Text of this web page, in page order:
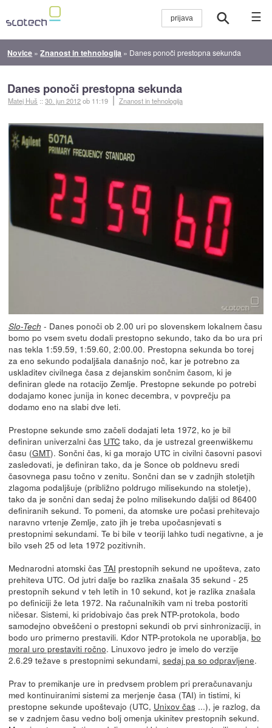
☰
Novice »Znanost in tehnologija » Danes ponoči prestopna sekunda
Danes ponoči prestopna sekunda
Matej Huš ::30. jun 2012ob 11:19 Znanost in tehnologija
Slo-Tech - Danes ponoči ob 2.00 uri po slovenskem lokalnem času
bomo po vsem svetu dodali prestopno sekundo, tako da bo ura pri
nas tekla 1:59.59, 1:59.60, 2:00.00. Prestopna sekunda bo torej
za eno sekundo podaljšala današnjo noč, kar je potrebno za
uskladitev civilnega časa z dejanskim sončnim časom, ki je
definiran glede na rotacijo Zemlje. Prestopne sekunde po potrebi
dodajamo konec junija in konec decembra, v povprečju pa
dodamo eno na slabi dve leti.
Prestopne sekunde smo začeli dodajati leta 1972, ko je bil
definiran univerzalni čas UTC tako, da je ustrezal greenwiškemu
času (GMT). Sončni čas, ki ga morajo UTC in civilni časovni pasovi
zasledovati, je definiran tako, da je Sonce ob poldnevu sredi
časovnega pasu točno v zenitu. Sončni dan se v zadnjih stoletjih
zlagoma podaljšuje (približno poldrugo milisekundo na stoletje),
tako da je sončni dan sedaj že polno milisekundo daljši od 86400
definiranih sekund. To pomeni, da atomske ure počasi prehitevajo
naravno vrtenje Zemlje, zato jih je treba upočasnjevati s
prestopnimi sekundami. Te bi bile v teoriji lahko tudi negativne, a je
bilo vseh 25 od leta 1972 pozitivnih.
Mednarodni atomski čas TAI prestopnih sekund ne upošteva, zato
prehiteva UTC. Od jutri dalje bo razlika znašala 35 sekund - 25
prestopnih sekund v teh letih in 10 sekund, kot je razlika znašala
po definiciji že leta 1972. Na računalnikih vam ni treba postoriti
ničesar. Sistemi, ki pridobivajo čas prek NTP-protokola, bodo
samodejno obveščeni o prestopni sekundi ob prvi sinhronizaciji, in
bodo uro primerno prestavili. Kdor NTP-protokola ne uporablja, bo
moral uro prestaviti ročno. Linuxovo jedro je imelo do verzije
2.6.29 težave s prestopnimi sekundami, sedaj pa so odpravljene.
Prav to premikanje ure in predvsem problem pri preračunavanju
med kontinuiranimi sistemi za merjenje časa (TAI) in tistimi, ki
prestopne sekunde upoštevajo (UTC, Unixov čas...), je razlog, da
se v zadnjem času vedno bolj omenja ukinitev prestopnih sekund.